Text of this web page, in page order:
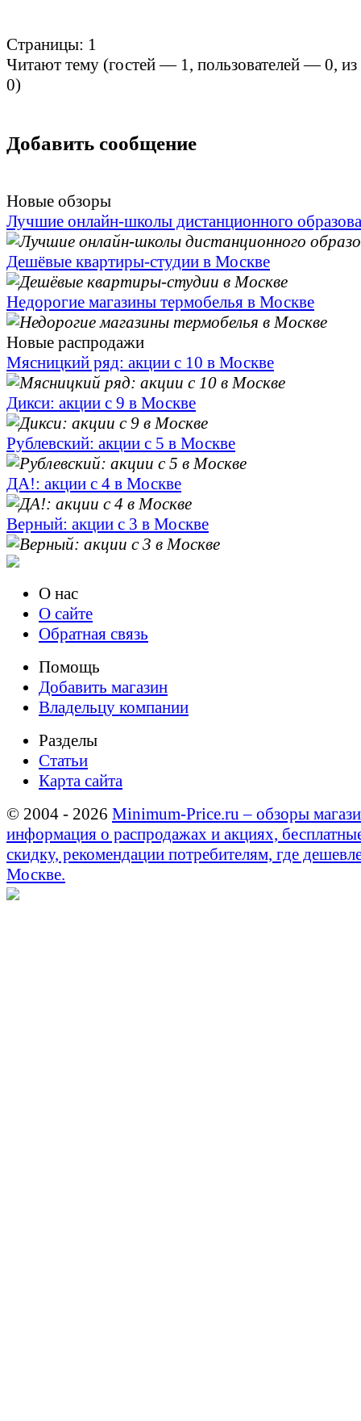
Страницы: 1
Читают тему (гостей — 1, пользователей —0,
0)
Добавить сообщение
Новые обзоры
Лучшие онлайн-школы дистанционного
Дешёвые квартиры-студии в Москве
Недорогие магазины термобелья в Москве
Новые распродажи
Мясницкий ряд: акции с 10 в Москве
Дикси: акции с 9 в Москве
Рублевский: акции с 5 в Москве
ДА!: акции с 4 в Москве
Верный: акции с 3 в Москве
О нас
О сайте
Обратная связь
Помощь
Добавить магазин
Владельцу компании
Разделы
Статьи
Карта сайта
© 2004 - 2026 Minimum-Price.ru – обзоры
информация о распродажах и акциях,
скидку, рекомендации потребителям, где
Москве.